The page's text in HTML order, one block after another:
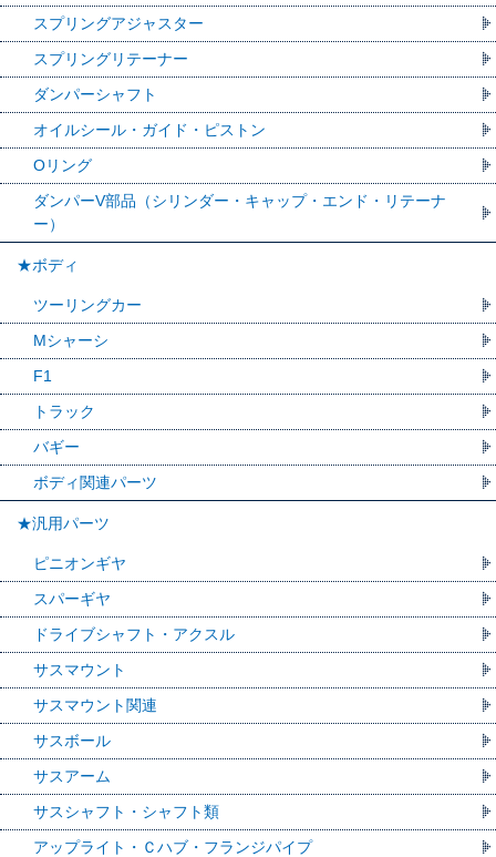
スプリングアジャスター
スプリングリテーナー
ダンパーシャフト
オイルシール・ガイド・ピストン
Oリング
ダンパーV部品（シリンダー・キャップ・エンド・リテーナ
ー）
★ボディ
ツーリングカー
Mシャーシ
F1
トラック
バギー
ボディ関連パーツ
★汎用パーツ
ピニオンギヤ
スパーギヤ
ドライブシャフト・アクスル
サスマウント
サスマウント関連
サスボール
サスアーム
サスシャフト・シャフト類
アップライト・Ｃハブ・フランジパイプ